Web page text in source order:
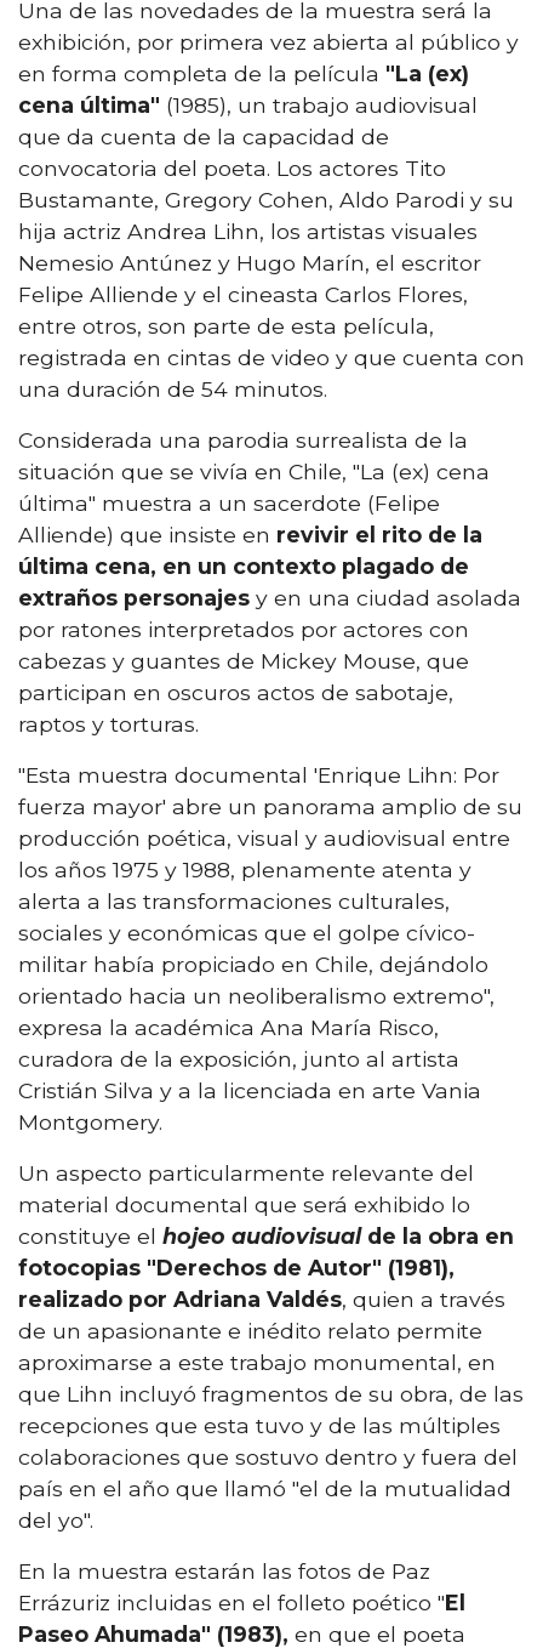
Una de las novedades de la muestra será la
exhibición, por primera vez abierta al público y
en forma completa de la película "La (ex)
cena última" (1985), un trabajo audiovisual
que da cuenta de la capacidad de
convocatoria del poeta. Los actores Tito
Bustamante, Gregory Cohen, Aldo Parodi y su
hija actriz Andrea Lihn, los artistas visuales
Nemesio Antúnez y Hugo Marín, el escritor
Felipe Alliende y el cineasta Carlos Flores,
entre otros, son parte de esta película,
registrada en cintas de video y que cuenta con
una duración de 54 minutos.
Considerada una parodia surrealista de la
situación que se vivía en Chile, "La (ex) cena
última" muestra a un sacerdote (Felipe
Alliende) que insiste en revivir el rito de la
última cena, en un contexto plagado de
extraños personajes y en una ciudad asolada
por ratones interpretados por actores con
cabezas y guantes de Mickey Mouse, que
participan en oscuros actos de sabotaje,
raptos y torturas.
"Esta muestra documental 'Enrique Lihn: Por
fuerza mayor' abre un panorama amplio de su
producción poética, visual y audiovisual entre
los años 1975 y 1988, plenamente atenta y
alerta a las transformaciones culturales,
sociales y económicas que el golpe cívico-
militar había propiciado en Chile, dejándolo
orientado hacia un neoliberalismo extremo",
expresa la académica Ana María Risco,
curadora de la exposición, junto al artista
Cristián Silva y a la licenciada en arte Vania
Montgomery.
Un aspecto particularmente relevante del
material documental que será exhibido lo
constituye el hojeo audiovisualde la obra en
fotocopias "Derechos de Autor" (1981),
realizado por Adriana Valdés, quien a través
de un apasionante e inédito relato permite
aproximarse a este trabajo monumental, en
que Lihn incluyó fragmentos de su obra, de las
recepciones que esta tuvo y de las múltiples
colaboraciones que sostuvo dentro y fuera del
país en el año que llamó "el de la mutualidad
del yo".
En la muestra estarán las fotos de Paz
Errázuriz incluidas en el folleto poético "El
Paseo Ahumada" (1983), en que el poeta